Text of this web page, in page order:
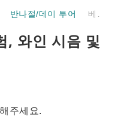
반나절/데이 투어
, 와인 시음 및
주세요.